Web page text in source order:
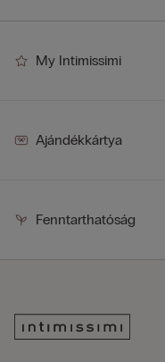
My Intimissimi
Ajándékkártya
Fenntarthatóság